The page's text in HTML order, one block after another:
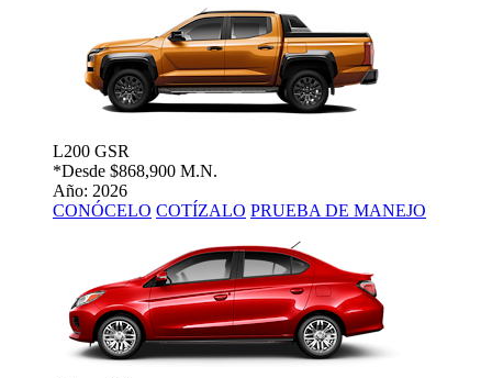
L200 GSR
*Desde $868,900 M.N.
Año: 2026
CONÓCELO COTÍZALO PRUEBA DE MANEJO